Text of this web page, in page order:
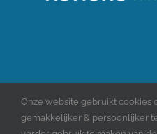
AFM:12047100 | KVK:76921662 |
statement & Cookiebeleid
Onze website gebruikt cookies
gemakkelijker & persoonlijker